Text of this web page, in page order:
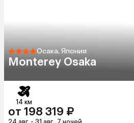
Осака, Япония
Monterey Osaka
14 км
от 198 319 ₽